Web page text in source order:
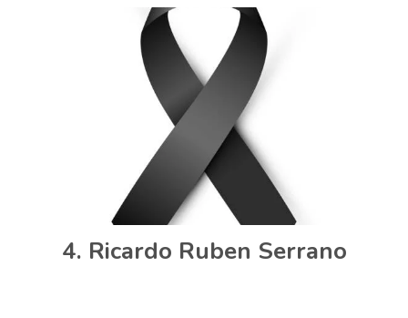
Ricardo Ruben Serrano